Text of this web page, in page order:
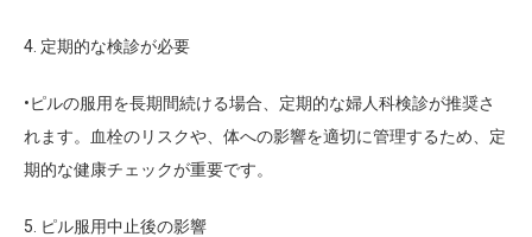
4. 定期的な検診が必要
•ピルの服用を長期間続ける場合、定期的な婦人科検診が推奨さ
れます。血栓のリスクや、体への影響を適切に管理するため、定
期的な健康チェックが重要です。
5. ピル服用中止後の影響